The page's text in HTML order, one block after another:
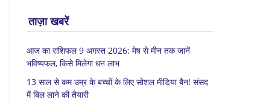
ताज़ा खबरें
आज का राशिफल 9 अगस्त 2026: मेष से मीन तक जानें
भविष्यफल, किसे मिलेगा धन लाभ
13 साल से कम उम्र के बच्चों के लिए सोशल मीडिया बैन! संसद
में बिल लाने की तैयारी